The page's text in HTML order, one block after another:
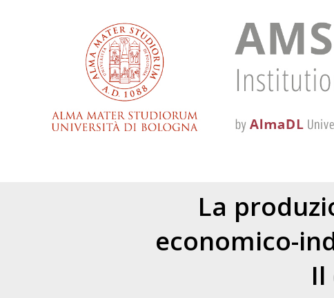
La
economico-
Il